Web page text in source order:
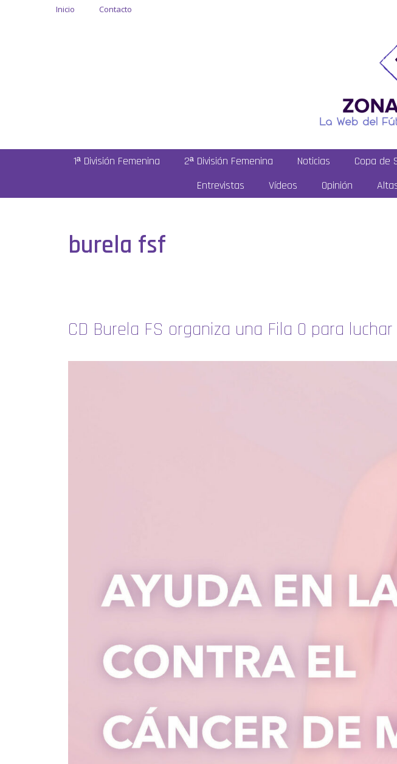
Inicio Contacto
1ª División Femenina 2ª División Femenina Noticias Copa de
Entrevistas
Vídeos Opinión
burela fsf
CD Burela FS organiza una Fila 0 para